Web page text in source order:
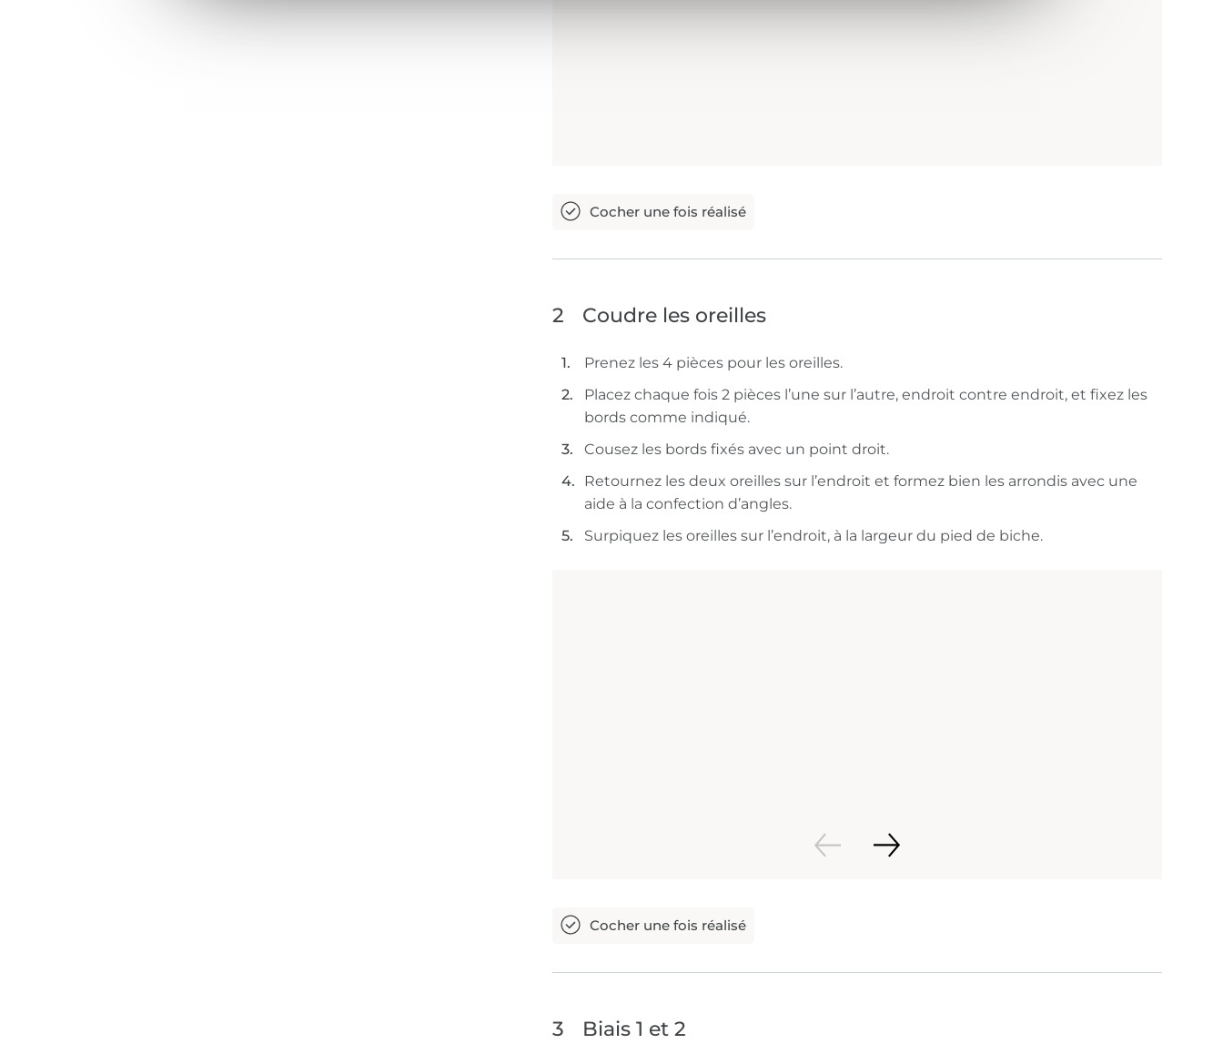
2 Coudre les oreilles
Prenez les 4 pièces pour les oreilles.
Placez chaque fois 2 pièces l’une sur l’autre, endroit contre endroit, et fixez les
bords comme indiqué.
Cousez les bords fixés avec un point droit.
Retournez les deux oreilles sur l’endroit et formez bien les arrondis avec une
aide à la confection d’angles.
Surpiquez les oreilles sur l’endroit, à la largeur du pied de biche.
3 Biais 1 et 2